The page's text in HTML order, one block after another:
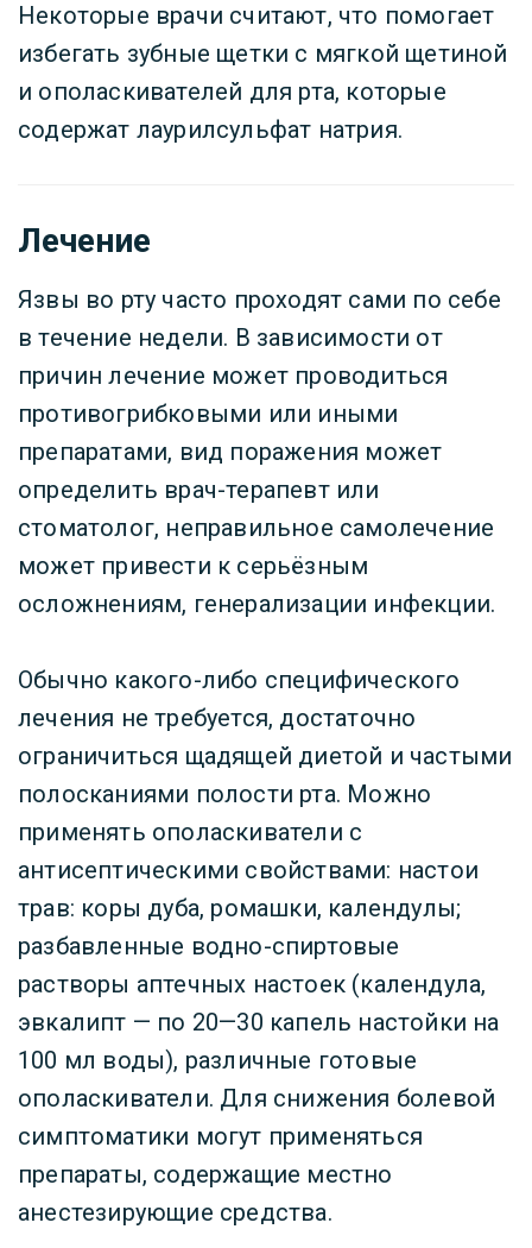
Некоторые врачи считают, что помогает
избегать зубные щетки с мягкой щетиной
и ополаскивателей для рта, которые
содержат лаурилсульфат натрия.
Лечение
Язвы во рту часто проходят сами по себе
в течение недели. В зависимости от
причин лечение может проводиться
противогрибковыми или иными
препаратами, вид поражения может
определить врач-терапевт или
стоматолог, неправильное самолечение
может привести к серьёзным
осложнениям, генерализации инфекции.
Обычно какого-либо специфического
лечения не требуется, достаточно
ограничиться щадящей диетой и частыми
полосканиями полости рта. Можно
применять ополаскиватели с
антисептическими свойствами: настои
трав: коры дуба, ромашки, календулы;
разбавленные водно-спиртовые
растворы аптечных настоек (календула,
эвкалипт — по 20—30 капель настойки на
100 мл воды), различные готовые
ополаскиватели. Для снижения болевой
симптоматики могут применяться
препараты, содержащие местно
анестезирующие средства.